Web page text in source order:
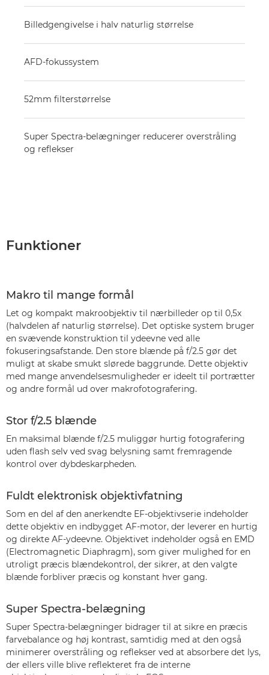
Billedgengivelse i halv naturlig størrelse
AFD-fokussystem
52mm filterstørrelse
Super Spectra-belægninger reducerer overstråling
og reflekser
Funktioner
Makro til mange formål
Let og kompakt makroobjektiv til nærbilleder op til 0,5x
(halvdelen af naturlig størrelse). Det optiske system bruger
en svævende konstruktion til ydeevne ved alle
fokuseringsafstande. Den store blænde på f/2.5 gør det
muligt at skabe smukt slørede baggrunde. Dette objektiv
med mange anvendelsesmuligheder er ideelt til portrætter
og andre formål ud over makrofotografering.
Stor f/2.5 blænde
En maksimal blænde f/2.5 muliggør hurtig fotografering
uden flash selv ved svag belysning samt fremragende
kontrol over dybdeskarpheden.
Fuldt elektronisk objektivfatning
Som en del af den anerkendte EF-objektivserie indeholder
dette objektiv en indbygget AF-motor, der leverer en hurtig
og direkte AF-ydeevne. Objektivet indeholder også en EMD
(Electromagnetic Diaphragm), som giver mulighed for en
utroligt præcis blændekontrol, der sikrer, at den valgte
blænde forbliver præcis og konstant hver gang.
Super Spectra-belægning
Super Spectra-belægninger bidrager til at sikre en præcis
farvebalance og høj kontrast, samtidig med at den også
minimerer overstråling og reflekser ved at absorbere det lys,
der ellers ville blive reflekteret fra de interne